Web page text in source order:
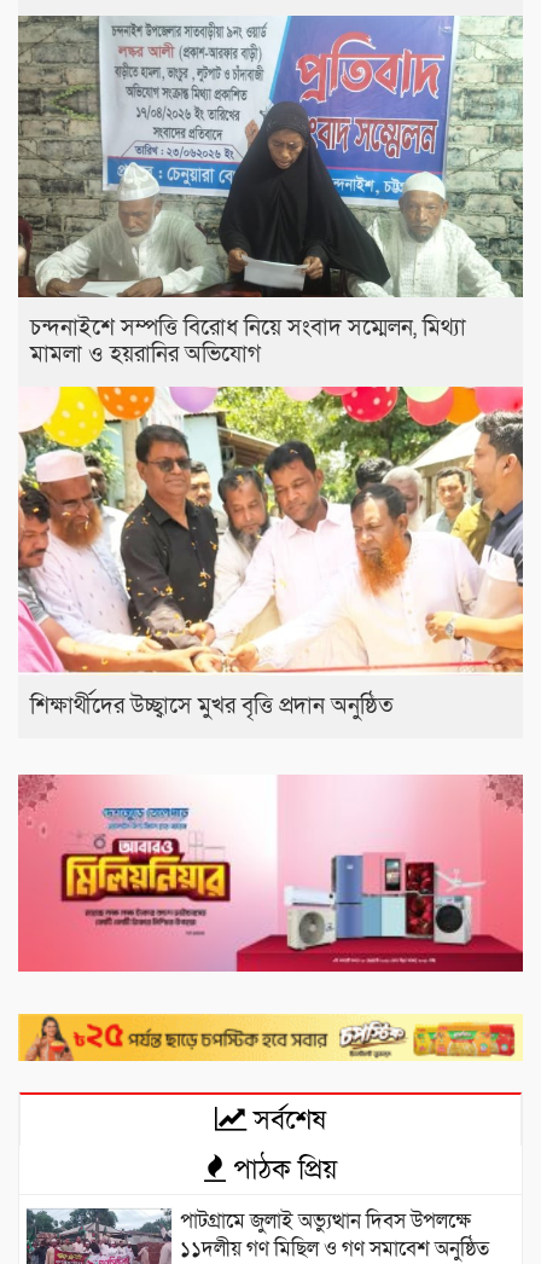
চন্দনাইশে সম্পত্তি বিরোধ নিয়ে সংবাদ সম্মেলন, মিথ্যা
মামলা ও হয়রানির অভিযোগ
শিক্ষার্থীদের উচ্ছ্বাসে মুখর বৃত্তি প্রদান অনুষ্ঠিত
সর্বশেষ
পাঠক প্রিয়
পাটগ্রামে জুলাই অভ্যুত্থান দিবস উপলক্ষে
১১দলীয় গণ মিছিল ও গণ সমাবেশ অনুষ্ঠিত